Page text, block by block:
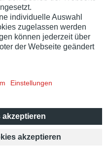
machen. Infos und Hilfe
dein-spiel.de